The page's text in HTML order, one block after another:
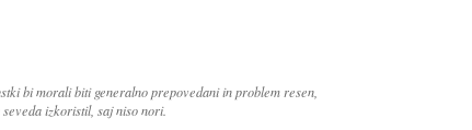
bi morali biti generalno prepovedani in problem resen,
izkoristil, saj niso nori.